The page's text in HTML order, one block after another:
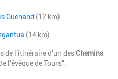
Guenand (12 km)
(14 km)
de l'itinéraire d'un desChemins
l'évêque de Tours".